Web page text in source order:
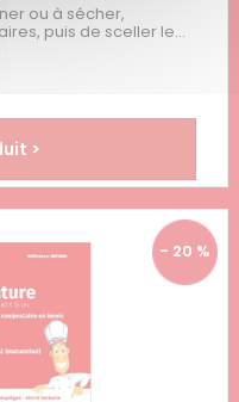
ou à sécher,
puis de sceller le...
>
- 20 %